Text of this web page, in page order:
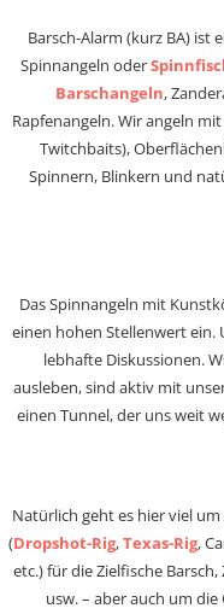
Barsch-Alarm (kurz BA) ist
Spinnangeln oder
Barschangeln,
Rapfenangeln. Wir angeln
Twitchbaits),
Spinnern, Blinkern und
Das Spinnangeln mit
einen hohen Stellenwert
lebhafte Diskussionen.
ausleben, sind aktiv mit
einen Tunnel, der uns weit
Natürlich geht es hier viel
(Dropshot-Rig,Texas-Rig,
etc.) für die Zielfische
usw. – aber auch um